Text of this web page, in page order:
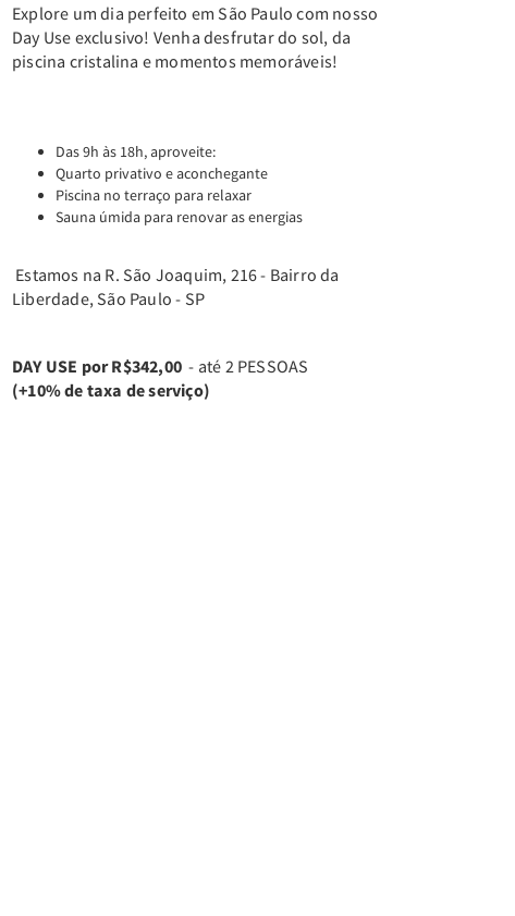
Explore um dia perfeito em São Paulo com nosso
Day Use exclusivo! Venha desfrutar do sol, da
piscina cristalina e momentos memoráveis!
Das 9h às 18h, aproveite:
Quarto privativo e aconchegante
Piscina no terraço para relaxar
Sauna úmida para renovar as energias
Estamos na R. São Joaquim, 216 - Bairro da
Liberdade, São Paulo - SP
DAY USE por R$342,00 - até 2 PESSOAS
(+10% de taxa de serviço)